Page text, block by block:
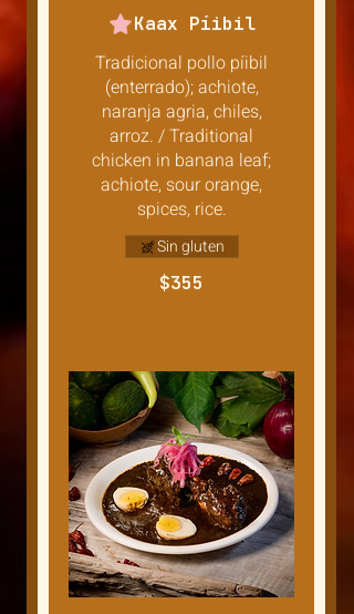
Kaax Píibil
Tradicional pollo píibil
(enterrado); achiote,
naranja agria, chiles,
arroz. / Traditional
chicken in banana leaf;
achiote, sour orange,
spices, rice.
$355
Sin gluten